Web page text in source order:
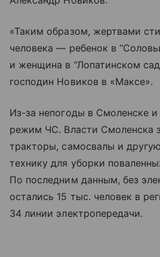
«Таким образом, жертвами
человека — ребенок в
и женщина в “Лопатинском
господин Новиков в «Максе».
Из-за непогоды в Смоленске и
режим ЧС. Власти Смоленска
тракторы, самосвалы и
технику для уборки
По последним данным, без
остались 15 тыс. человек в
34 линии электропередачи.